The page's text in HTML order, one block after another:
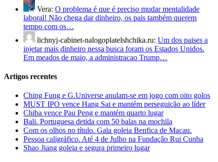
Vera: O problema é que é preciso mudar mentalidade
laboral! Não chega dar dinheiro, os pais também querem
tempo com os…
lichnyj-cabinet-nalogoplatelshchika.ru: Um dos paises a
injetar mais dinheiro nessa busca foram os Estados Unidos.
Em meados de maio, a administracao Trump…
Artigos recentes
Ching Fung e G.Universe anulam-se em jogo com oito golos
MUST IPO vence Hang Sai e mantém perseguição ao líder
Chiba vence Pau Peng e mantém quarto lugar
Bali. Portuguesa detida com 50 balas na mochila
Com os olhos no título. Gala goleia Benfica de Macau.
Pessoa caligráfico. Até 4 de Julho na Fundação Rui Cunha
Shao Jiang goleia e segura primeiro lugar